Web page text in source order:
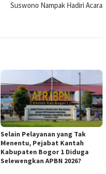
Suswono Nampak Hadiri Acara
Selain Pelayanan yang Tak
Menentu, Pejabat Kantah
Kabupaten Bogor 1 Diduga
Selewengkan APBN 2026?